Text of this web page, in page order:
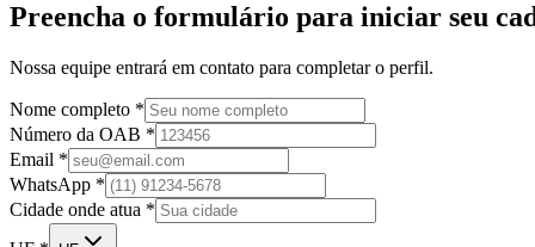
Preencha o formulário para iniciar seu
Nossa equipe entrará em contato para completar o perfil.
Nome completo *
Número da OAB *
Email *
WhatsApp *
Cidade onde atua *